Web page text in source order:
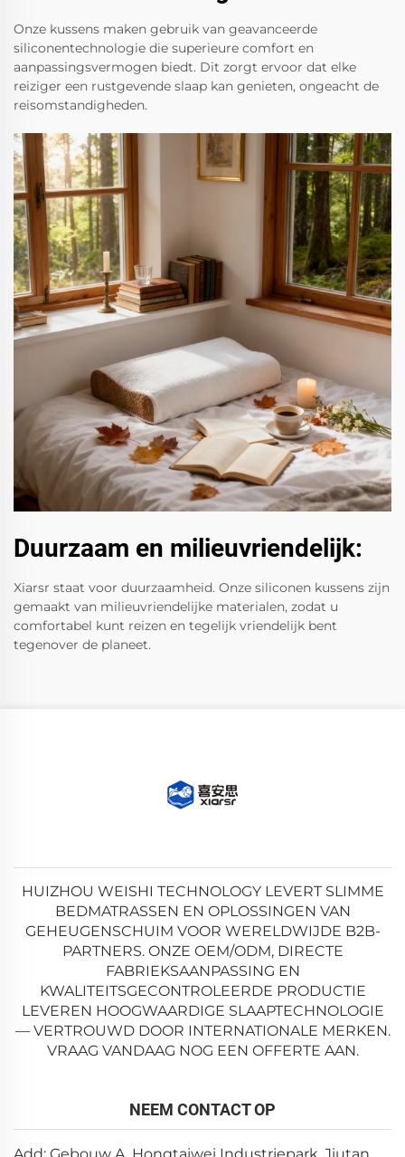
Onze kussens maken gebruik van geavanceerde
siliconentechnologie die superieure comfort en
aanpassingsvermogen biedt. Dit zorgt ervoor dat elke
reiziger een rustgevende slaap kan genieten, ongeacht de
reisomstandigheden.
Duurzaam en milieuvriendelijk:
Xiarsr staat voor duurzaamheid. Onze siliconen kussens zijn
gemaakt van milieuvriendelijke materialen, zodat u
comfortabel kunt reizen en tegelijk vriendelijk bent
tegenover de planeet.
HUIZHOU WEISHI TECHNOLOGY LEVERT SLIMME
BEDMATRASSEN EN OPLOSSINGEN VAN
GEHEUGENSCHUIM VOOR WERELDWIJDE B2B-
PARTNERS. ONZE OEM/ODM, DIRECTE
FABRIEKSAANPASSING EN
KWALITEITSGECONTROLEERDE PRODUCTIE
LEVEREN HOOGWAARDIGE SLAAPTECHNOLOGIE
— VERTROUWD DOOR INTERNATIONALE MERKEN.
VRAAG VANDAAG NOG EEN OFFERTE AAN.
NEEM CONTACT OP